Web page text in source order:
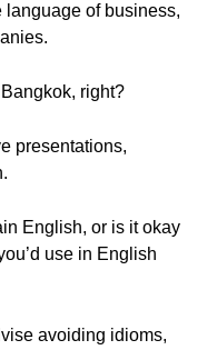
of business,
right?
presentations,
English, or is it okay
use in English
avoiding idioms,